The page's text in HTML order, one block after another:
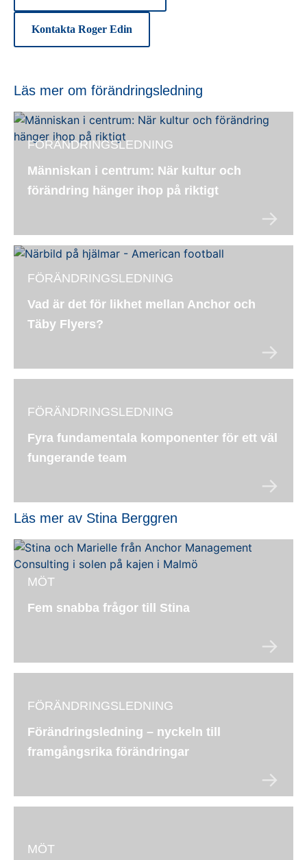
Kontakta Roger Edin
Läs mer om förändringsledning
FÖRÄNDRINGSLEDNING
Människan i centrum: När kultur och
förändring hänger ihop på riktigt
FÖRÄNDRINGSLEDNING
Vad är det för likhet mellan Anchor och
Täby Flyers?
FÖRÄNDRINGSLEDNING
Fyra fundamentala komponenter för ett väl
fungerande team
Läs mer av Stina Berggren
MÖT
Fem snabba frågor till Stina
FÖRÄNDRINGSLEDNING
Förändringsledning – nyckeln till
framgångsrika förändringar
MÖT